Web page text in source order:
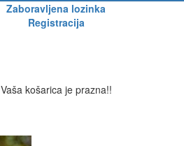
Zaboravljena lozinka
Registracija
Vaša košarica je prazna!!